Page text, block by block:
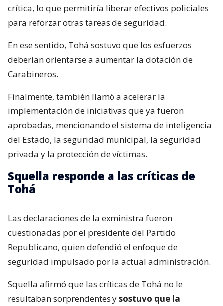
crítica, lo que permitiría liberar efectivos policiales
para reforzar otras tareas de seguridad.
En ese sentido, Tohá sostuvo que los esfuerzos
deberían orientarse a aumentar la dotación de
Carabineros.
Finalmente, también llamó a acelerar la
implementación de iniciativas que ya fueron
aprobadas, mencionando el sistema de inteligencia
del Estado, la seguridad municipal, la seguridad
privada y la protección de víctimas.
Squella responde a las críticas de
Tohá
Las declaraciones de la exministra fueron
cuestionadas por el presidente del Partido
Republicano, quien defendió el enfoque de
seguridad impulsado por la actual administración.
Squella afirmó que las críticas de Tohá no le
resultaban sorprendentes ysostuvo que la